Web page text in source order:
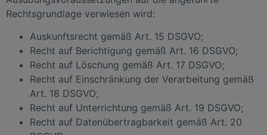
Rechtsgrundlage verwiesen wird:
Auskunftsrecht gemäß Art. 15 DSGVO;
Recht auf Berichtigung gemäß Art. 16 DSGVO;
Recht auf Löschung gemäß Art. 17 DSGVO;
Recht auf Einschränkung der Verarbeitung gemäß
Art. 18 DSGVO;
Recht auf Unterrichtung gemäß Art. 19 DSGVO;
Recht auf Datenübertragbarkeit gemäß Art. 20